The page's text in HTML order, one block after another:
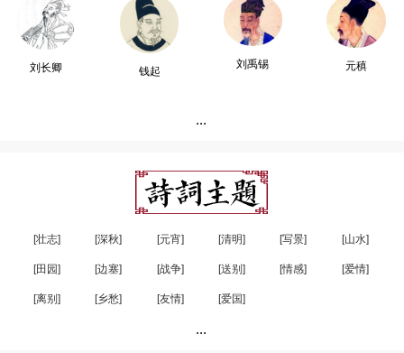
刘长卿 钱起
刘禹锡 元稹
...
[壮志] [深秋] [元宵] [清明] [写景] [山水]
[田园] [边塞] [战争] [送别] [情感] [爱情]
[离别] [乡愁] [友情] [爱国]
...